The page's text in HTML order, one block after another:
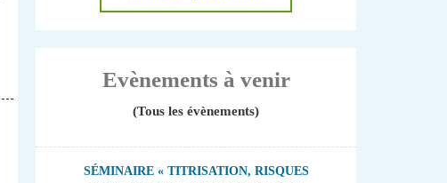
Evènements à venir
(Tous les évènements)
SÉMINAIRE « TITRISATION, RISQUES